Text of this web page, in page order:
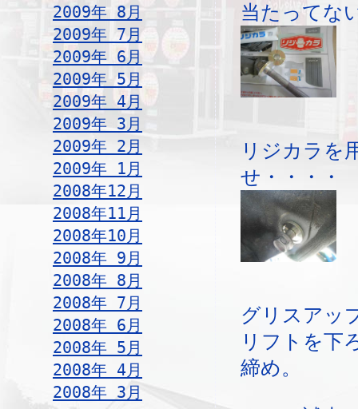
2009年 8月
2009年 7月
2009年 6月
2009年 5月
2009年 4月
2009年 3月
2009年 2月
2009年 1月
2008年12月
2008年11月
2008年10月
2008年 9月
2008年 8月
2008年 7月
2008年 6月
2008年 5月
2008年 4月
2008年 3月
当たってな
リジカラを
せ・・・・
グリスアッ
リフトを下
締め。